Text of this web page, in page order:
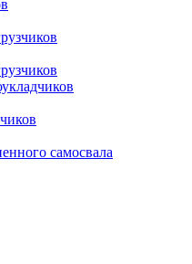
самосвала